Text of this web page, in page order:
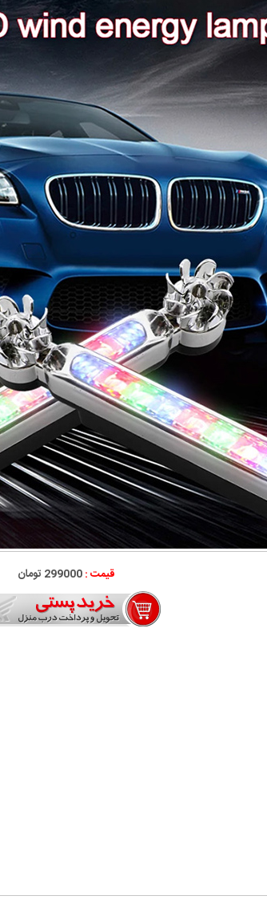
قیمت :299000 تومان